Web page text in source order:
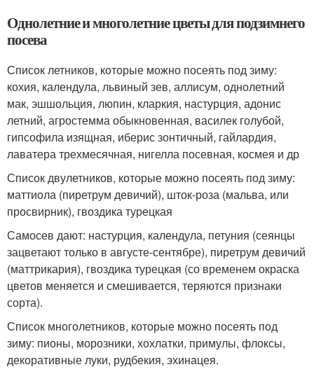
Однолетние и многолетние цветы для подзимнего
посева
Список летников, которые можно посеять под зиму:
кохия, календула, львиный зев, аллисум, однолетний
мак, эшшольция, люпин, кларкия, настурция, адонис
летний, агростемма обыкновенная, василек голубой,
гипсофила изящная, иберис зонтичный, гайлардия,
лаватера трехмесячная, нигелла посевная, космея и др
Список двулетников, которые можно посеять под зиму:
маттиола (пиретрум девичий), шток-роза (мальва, или
просвирник), гвоздика турецкая
Самосев дают: настурция, календула, петуния (сеянцы
зацветают только в августе-сентябре), пиретрум девичий
(маттрикария), гвоздика турецкая (со временем окраска
цветов меняется и смешивается, теряются признаки
сорта).
Список многолетников, которые можно посеять под
зиму: пионы, морозники, хохлатки, примулы, флоксы,
декоративные луки, рудбекия, эхинацея.